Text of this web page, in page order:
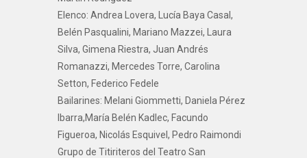
Elenco: Andrea Lovera, Lucía Baya Casal,
Belén Pasqualini, Mariano Mazzei, Laura
Silva, Gimena Riestra, Juan Andrés
Romanazzi, Mercedes Torre, Carolina
Setton, Federico Fedele
Bailarines: Melani Giommetti, Daniela Pérez
Ibarra,María Belén Kadlec, Facundo
Figueroa, Nicolás Esquivel, Pedro Raimondi
Grupo de Titiriteros del Teatro San